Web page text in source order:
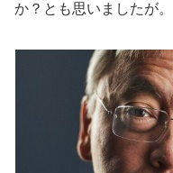
か？とも思いましたが。